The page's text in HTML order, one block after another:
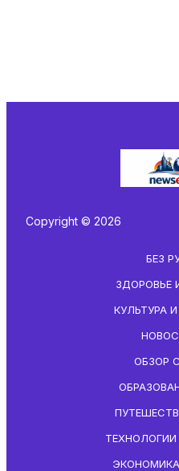
Copyright © 2026
БЕЗ
ЗДОРОВЬЕ
КУЛЬТУРА
ОБЗОР